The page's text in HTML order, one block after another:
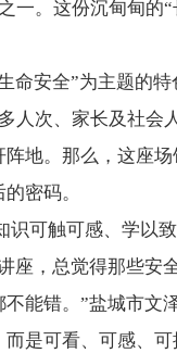
一。这份沉甸甸的
命安全”为主题的
人次、家长及社会
地。那么，这座
密码。
识可触可感、学以
座，总觉得那些安
能错。”盐城市文
是可看、可感、